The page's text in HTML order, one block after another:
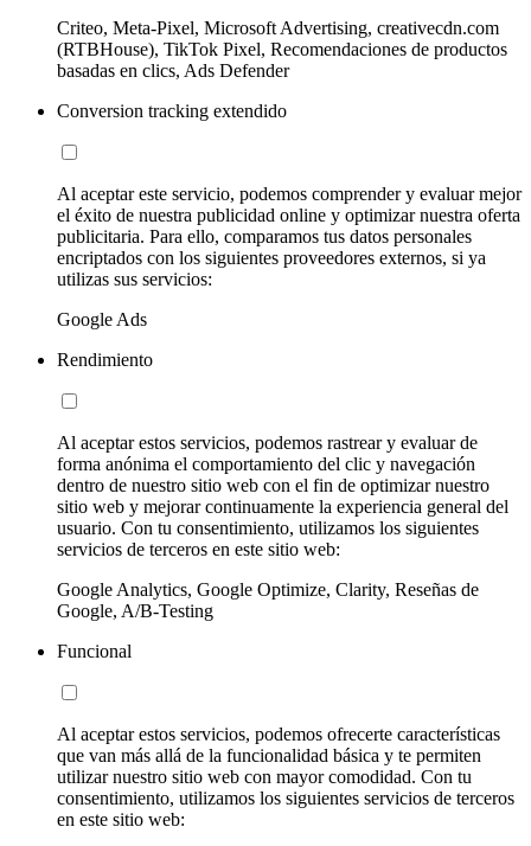
Criteo, Meta-Pixel, Microsoft Advertising, creativecdn.com
(RTBHouse), TikTok Pixel, Recomendaciones de productos
basadas en clics, Ads Defender
Conversion tracking extendido
Al aceptar este servicio, podemos comprender y evaluar mejor
el éxito de nuestra publicidad online y optimizar nuestra oferta
publicitaria. Para ello, comparamos tus datos personales
encriptados con los siguientes proveedores externos, si ya
utilizas sus servicios:
Google Ads
Rendimiento
Al aceptar estos servicios, podemos rastrear y evaluar de
forma anónima el comportamiento del clic y navegación
dentro de nuestro sitio web con el fin de optimizar nuestro
sitio web y mejorar continuamente la experiencia general del
usuario. Con tu consentimiento, utilizamos los siguientes
servicios de terceros en este sitio web:
Google Analytics, Google Optimize, Clarity, Reseñas de
Google, A/B-Testing
Funcional
Al aceptar estos servicios, podemos ofrecerte características
que van más allá de la funcionalidad básica y te permiten
utilizar nuestro sitio web con mayor comodidad. Con tu
consentimiento, utilizamos los siguientes servicios de terceros
en este sitio web: